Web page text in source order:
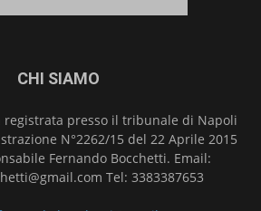
CHI SIAMO
registrata presso il tribunale di Napoli
N°2262/15 del 22 Aprile 2015
Fernando Bocchetti. Email:
Tel: 3383387653